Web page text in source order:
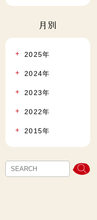
月別
2025年
2024年
2023年
2022年
2015年